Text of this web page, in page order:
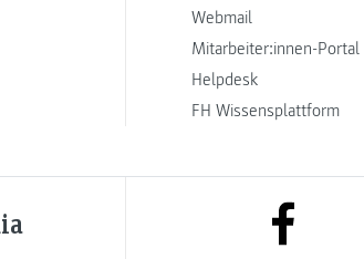
Webmail
Mitarbeiter:innen-Portal
Helpdesk
FH Wissensplattform
link to